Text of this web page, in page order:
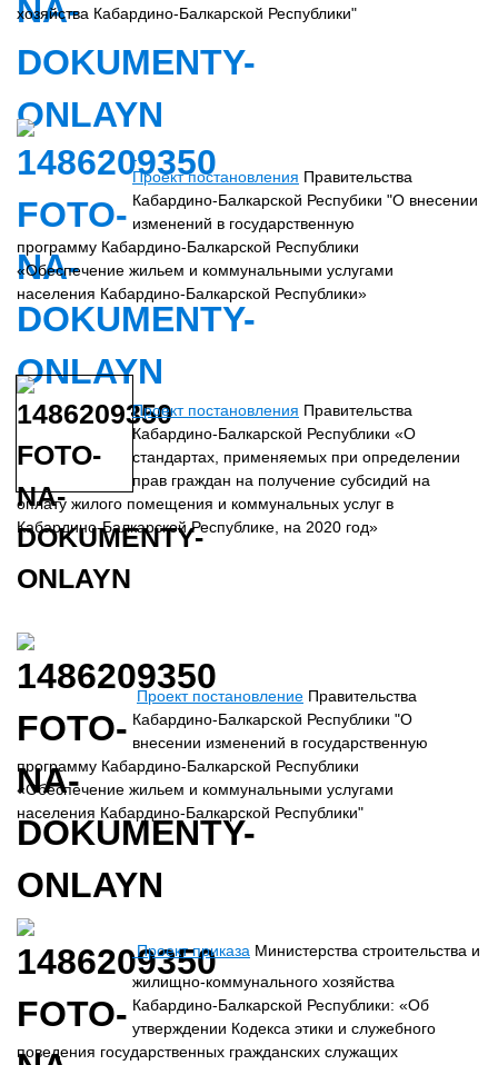
хозяйства Кабардино-Балкарской Республики"
Проект постановления Правительства
Кабардино-Балкарской Респубики "О внесении
изменений в государственную
программу Кабардино-Балкарской Республики
«Обеспечение жильем и коммунальными услугами
населения Кабардино-Балкарской Республики»
Проект постановления Правительства
Кабардино-Балкарской Республики «О
стандартах, применяемых при определении
прав граждан на получение субсидий на
оплату жилого помещения и коммунальных услуг в
Кабардино-Балкарской Республике, на 2020 год»
Проект постановление Правительства
Кабардино-Балкарской Республики "О
внесении изменений в государственную
программу Кабардино-Балкарской Республики
«Обеспечение жильем и коммунальными услугами
населения Кабардино-Балкарской Республики"
Проект приказа Министерства строительства и
жилищно-коммунального хозяйства
Кабардино-Балкарской Республики: «Об
утверждении Кодекса этики и служебного
поведения государственных гражданских служащих